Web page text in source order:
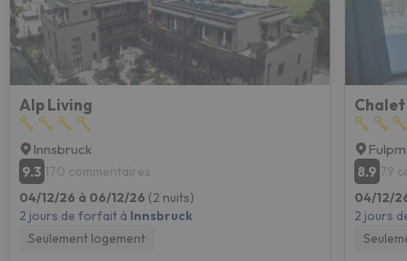
Alp Living
Innsbruck
9.3 170 commentaires
04/12/26 à 06/12/26 (2 nuits)
2 jours de forfait à Innsbruck
Seulement logement
8.9 79
04/12/
2 jours